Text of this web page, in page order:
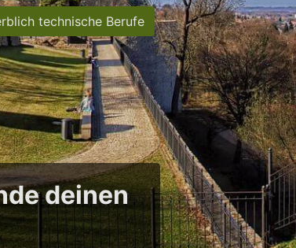
technische Berufe
deinen